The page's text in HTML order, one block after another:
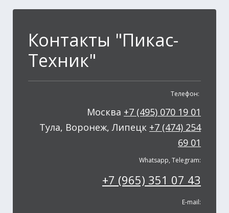
Контакты "Пикас-
Техник"
Телефон:
Москва +7 (495) 070 19 01
Тула, Воронеж, Липецк +7 (474) 254
69 01
Whatsapp, Telegram:
+7 (965) 351 07 43
E-mail: